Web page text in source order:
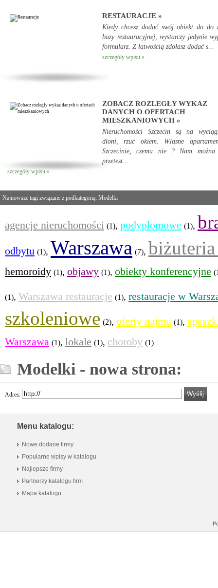
RESTAURACJE »
Kiedy chcesz dodać swój obiekt do do
bazy restauracyjnej, wystarczy jedynie
formularz. Z łatwością zdołasz dodać s...
szczegóły wpisu »
ZOBACZ ROZLEGŁY WYKAZ
DANYCH O OFERTACH
MIESZKANIOWYCH »
Nieruchomości Szczecin są na
dłoni, rzuć okiem. Własne
Szczecinie, czemu nie ? Nam można
przetest...
szczegóły wpisu »
Najnowsze tagi związane z podkategorią: Modelki
agencje nieruchomości (1), podyplomowe (1),
odbytu (1), Warszawa (7),
hemoroidy (1), objawy (1), obiekty konferencyjne
(1), Warszawa restauracje (1), restauracje w
szkoleniowe (2), oferty najmu (1),
Warszawa (1), lokale (1), choroby (1)
Modelki - nowa strona:
Adres:
Menu katalogu:
Nowe dodane firmy
Popularne wpisy w katalogu
Najlepsze firmy
Partnerzy katalogu firm
Mapa katalogu